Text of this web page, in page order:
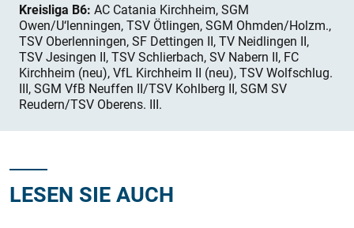
Kreisliga B6: AC Catania Kirchheim, SGM
Owen/U‘lenningen, TSV Ötlingen, SGM Ohmden/Holzm.,
TSV Oberlenningen, SF Dettingen II, TV Neidlingen II,
TSV Jesingen II, TSV Schlierbach, SV Nabern II, FC
Kirchheim (neu), VfL Kirchheim II (neu), TSV Wolfschlug.
III, SGM VfB Neuffen II/TSV Kohlberg II, SGM SV
Reudern/TSV Oberens. III.
LESEN SIE AUCH